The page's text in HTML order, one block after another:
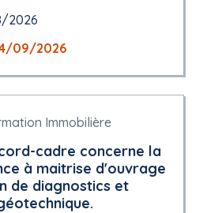
2026
09/2026
Immobilière
cadre concerne la
à maitrise d'ouvrage
de diagnostics et